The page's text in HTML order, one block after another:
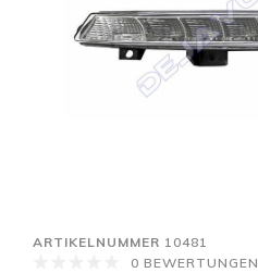
ARTIKELNUMMER 10481
0 BEWERTUNGEN